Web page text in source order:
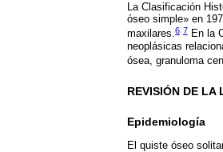
La Clasificación
óseo simple» en
maxilares.6 7 En la
neoplásicas
ósea, granuloma
REVISIÓN DE LA
Epidemiología
El quiste óseo